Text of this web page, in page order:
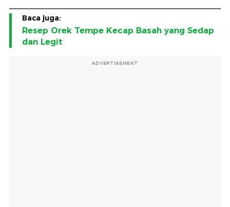
Baca juga:
Resep Orek Tempe Kecap Basah yang Sedap
dan Legit
ADVERTISEMENT